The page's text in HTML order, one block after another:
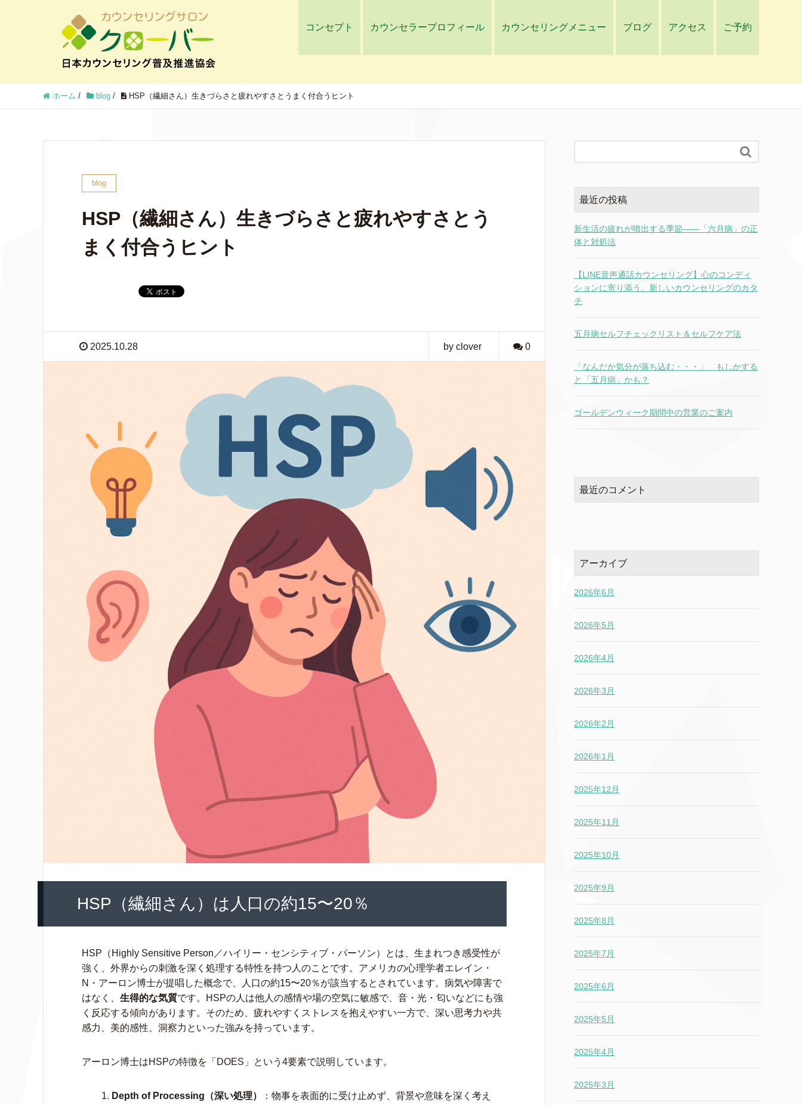
コンセプト カウンセラープロフィール カウンセリングメニュー ブログ アクセス ご予約
ホーム / blog / HSP（繊細さん）生きづらさと疲れやすさとうまく付合うヒント
blog
HSP（繊細さん）生きづらさと疲れやすさとう
まく付合うヒント
2025.10.28 by clover 0
HSP（繊細さん）は人口の約15〜20％
HSP（Highly Sensitive Person／ハイリー・センシティブ・パーソン）とは、生まれつき感受性が
強く、外界からの刺激を深く処理する特性を持つ人のことです。アメリカの心理学者エレイン・
N・アーロン博士が提唱した概念で、人口の約15〜20％が該当するとされています。病気や障害で
はなく、 生得的な気質です。HSPの人は他人の感情や場の空気に敏感で、音・光・匂いなどにも強
く反応する傾向があります。そのため、疲れやすくストレスを抱えやすい一方で、深い思考力や共
感力、美的感性、洞察力といった強みを持っています。
アーロン博士はHSPの特徴を「DOES」という4要素で説明しています。
Depth of Processing（深い処理）
：物事を表面的に受け止めず、背景や意味を深く考え

最近の投稿
新生活の疲れが噴出する季節――「六月病」の正
体と対処法
【LINE音声通話カウンセリング】心のコンディ
ションに寄り添う、新しいカウンセリングのカタ
チ
五月病セルフチェックリスト＆セルフケア法
「なんだか気分が落ち込む・・・」 もしかする
と「五月病」かも？
ゴールデンウィーク期間中の営業のご案内
最近のコメント
アーカイブ
2026年6月
2026年5月
2026年4月
2026年3月
2026年2月
2026年1月
2025年12月
2025年11月
2025年10月
2025年9月
2025年8月
2025年7月
2025年6月
2025年5月
2025年4月
2025年3月